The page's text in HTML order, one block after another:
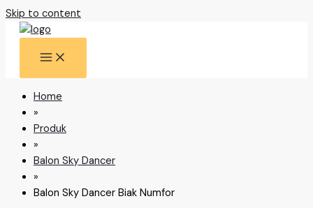
Skip to content
Home
»
Produk
»
Balon Sky Dancer
»
Balon Sky Dancer Biak Numfor